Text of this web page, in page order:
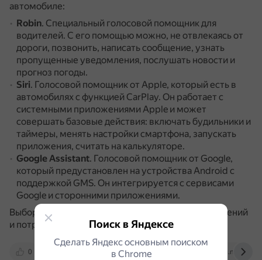
автомобиле:
Robin. Специальный голосовой помощник для
водителей. С его помощью можно, не отвлекаясь от
дороги, позвонить, написать сообщение, узнать
пропущенные уведомления, послушать новости и
прогноз погоды.
Siri. Голосовой помощник от Apple, который есть в
автомобилях с функцией CarPlay. Он работает с
системными приложениями Apple и может
совершать базовые действия: включать будильники и
таймеры, менять настройки смартфона, запускать
приложения, считать на калькуляторе.
Google Assistant. Голосовой помощник от Google,
который предустановлен на устройства Android с
поддержкой GMS. Он интегрируется с сервисами
Google и сторонними приложениями.
Выбор альтернативы зависит от личных предпочтений
и потребностей пользователя.
0 lindeal.com hi-tech.mail.ru
Поиск в Яндексе
Сделать Яндекс основным поиском
в Сhrome